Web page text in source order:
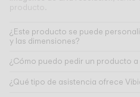
producto.
¿Este producto se puede
y las dimensiones?
¿Cómo puedo pedir un producto a
¿Qué tipo de asistencia ofrece